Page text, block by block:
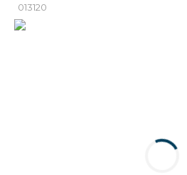
013120